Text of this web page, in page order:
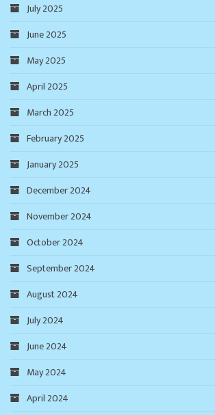
July 2025
June 2025
May 2025
April 2025
March 2025
February 2025
January 2025
December 2024
November 2024
October 2024
September 2024
August 2024
July 2024
June 2024
May 2024
April 2024